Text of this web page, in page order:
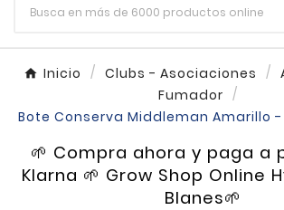
Inicio Clubs - Asociaciones
Fumador
Bote Conserva Middleman Amarillo -
🌱 Compra ahora y paga a
Klarna 🌱 Grow Shop Online
Blanes🌱